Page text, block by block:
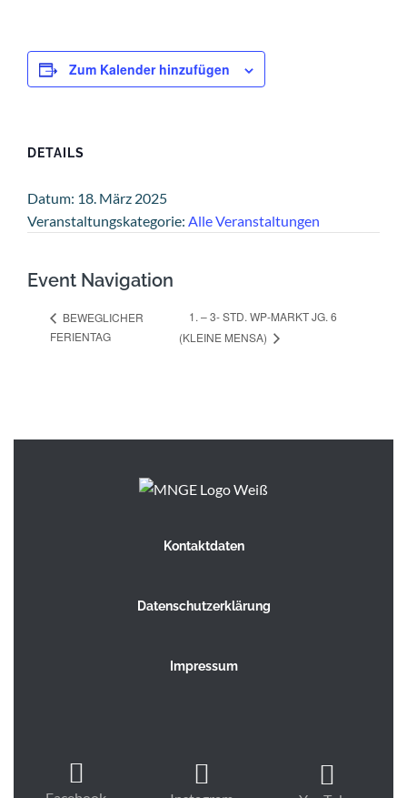
Zum Kalender hinzufügen
DETAILS
Datum: 18. März 2025
Veranstaltungskategorie: Alle Veranstaltungen
Event Navigation
BEWEGLICHER
FERIENTAG
1. – 3- STD. WP-MARKT JG. 6
(KLEINE MENSA)
Kontaktdaten
Datenschutzerklärung
Impressum